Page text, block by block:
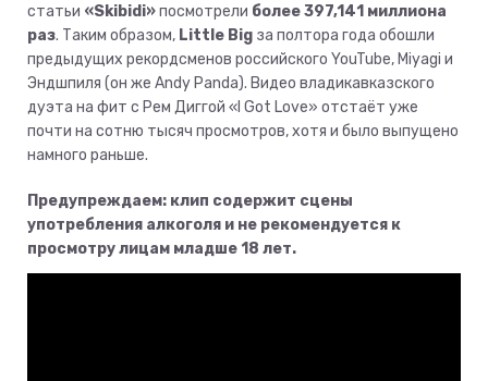
статьи «Skibidi»посмотрели более 397,141 миллиона
раз. Таким образом, Little Big за полтора года обошли
предыдущих рекордсменов российского YouTube, Miyagi и
Эндшпиля (он же Andy Panda). Видео владикавказского
дуэта на фит с Рем Диггой «I Got Love» отстаёт уже
почти на сотню тысяч просмотров, хотя и было выпущено
намного раньше.
Предупреждаем: клип содержит сцены
употребления алкоголя и не рекомендуется к
просмотру лицам младше 18 лет.